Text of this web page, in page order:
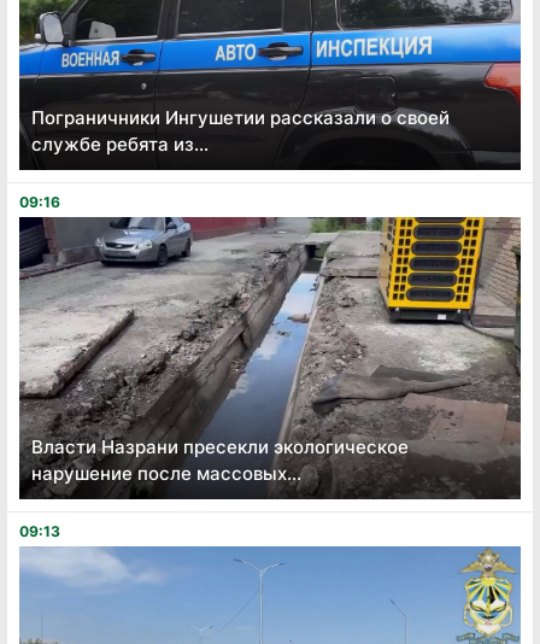
Пограничники Ингушетии рассказали о своей
службе ребята из...
09:16
Власти Назрани пресекли экологическое
нарушение после массовых...
09:13